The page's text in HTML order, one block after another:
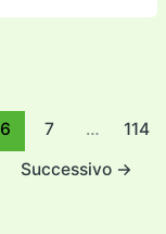
p
k
k n
di
6 7 …
114
Successivo →